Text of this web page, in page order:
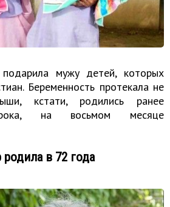
мужу детей, которых
Беременность протекала не
кстати, родились ранее
на восьмом месяце
в 72 года